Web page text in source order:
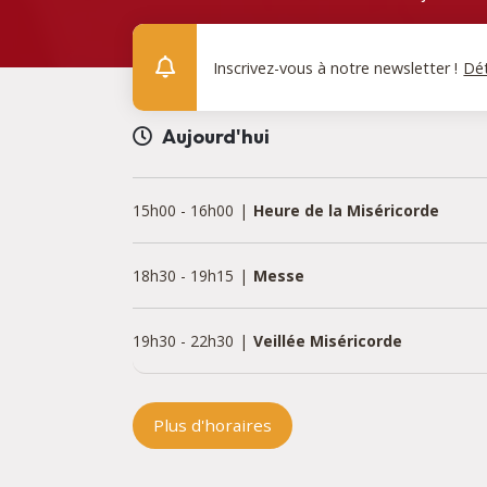
Inscrivez-vous à notre newsletter !
Aujourd'hui
15h00 - 16h00 Heure de la Miséricorde
18h30 - 19h15 Messe
19h30 - 22h30 Veillée Miséricorde
Plus d'horaires